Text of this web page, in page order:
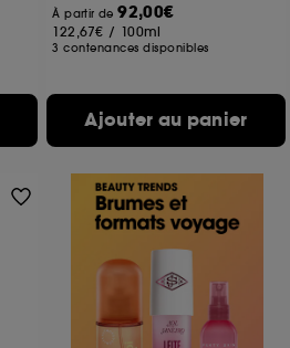
À partir de92,00€
122,67€ / 100ml
3 contenances disponibles
Ajouter au panier